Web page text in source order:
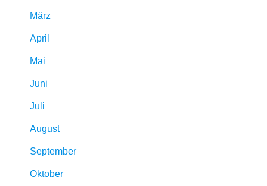
März
April
Mai
Juni
Juli
August
September
Oktober